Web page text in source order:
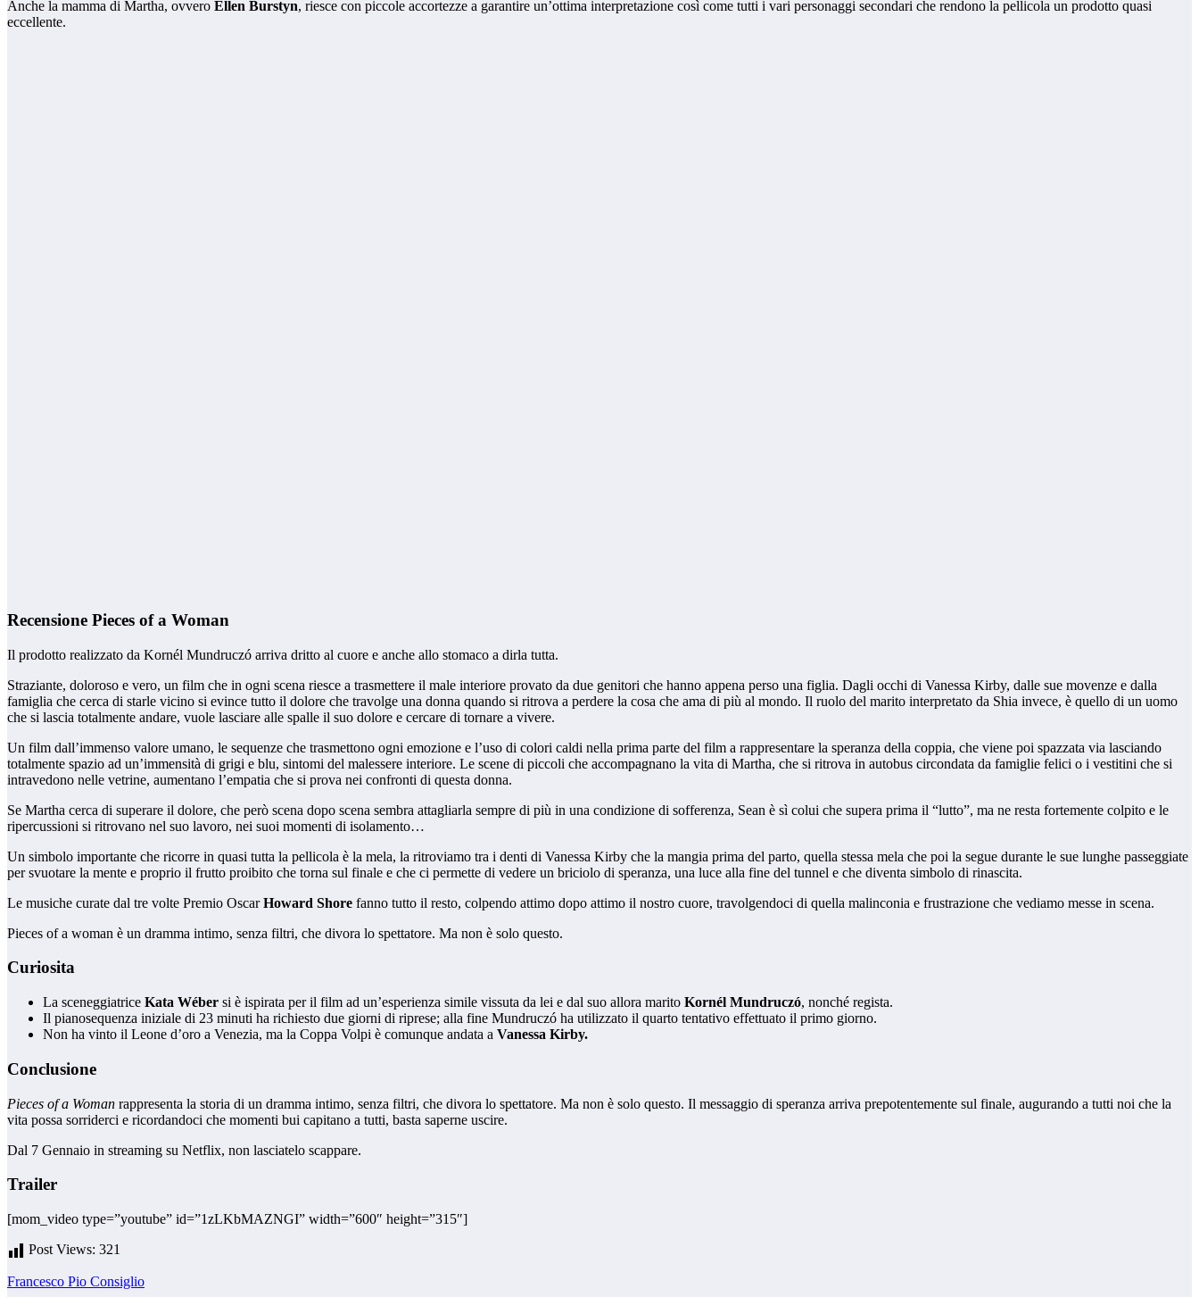
Anche la mamma di Martha, ovvero Ellen Burstyn, riesce con piccole accortezze a garantire un’ottima interpretazione così come tutti i vari personaggi secondari che rendono la pellicola un prodotto quasi
eccellente.
Recensione Pieces of a Woman
Il prodotto realizzato da Kornél Mundruczó arriva dritto al cuore e anche allo stomaco a dirla tutta.
Straziante, doloroso e vero, un film che in ogni scena riesce a trasmettere il male interiore provato da due genitori che hanno appena perso una figlia. Dagli occhi di Vanessa Kirby, dalle sue movenze e dalla
famiglia che cerca di starle vicino si evince tutto il dolore che travolge una donna quando si ritrova a perdere la cosa che ama di più al mondo. Il ruolo del marito interpretato da Shia invece, è quello di un uomo
che si lascia totalmente andare, vuole lasciare alle spalle il suo dolore e cercare di tornare a vivere.
Un film dall’immenso valore umano, le sequenze che trasmettono ogni emozione e l’uso di colori caldi nella prima parte del film a rappresentare la speranza della coppia, che viene poi spazzata via lasciando
totalmente spazio ad un’immensità di grigi e blu, sintomi del malessere interiore. Le scene di piccoli che accompagnano la vita di Martha, che si ritrova in autobus circondata da famiglie felici o i vestitini che si
intravedono nelle vetrine, aumentano l’empatia che si prova nei confronti di questa donna.
Se Martha cerca di superare il dolore, che però scena dopo scena sembra attagliarla sempre di più in una condizione di sofferenza, Sean è sì colui che supera prima il “lutto”, ma ne resta fortemente colpito e le
ripercussioni si ritrovano nel suo lavoro, nei suoi momenti di isolamento…
Un simbolo importante che ricorre in quasi tutta la pellicola è la mela, la ritroviamo tra i denti di Vanessa Kirby che la mangia prima del parto, quella stessa mela che poi la segue durante le sue lunghe passeggiate
per svuotare la mente e proprio il frutto proibito che torna sul finale e che ci permette di vedere un briciolo di speranza, una luce alla fine del tunnel e che diventa simbolo di rinascita.
Le musiche curate dal tre volte Premio OscarHoward Shore fanno tutto il resto, colpendo attimo dopo attimo il nostro cuore, travolgendoci di quella malinconia e frustrazione che vediamo messe in scena.
Pieces of a woman è un dramma intimo, senza filtri, che divora lo spettatore. Ma non è solo questo.
Curiosita
La sceneggiatrice Kata Wéber si è ispirata per il film ad un’esperienza simile vissuta da lei e dal suo allora marito Kornél Mundruczó, nonché regista.
Il pianosequenza iniziale di 23 minuti ha richiesto due giorni di riprese; alla fine Mundruczó ha utilizzato il quarto tentativo effettuato il primo giorno.
Non ha vinto il Leone d’oro a Venezia, ma la Coppa Volpi è comunque andata a Vanessa Kirby.
Conclusione
Pieces of a Woman rappresenta la storia di un dramma intimo, senza filtri, che divora lo spettatore. Ma non è solo questo. Il messaggio di speranza arriva prepotentemente sul finale, augurando a tutti noi che la
vita possa sorriderci e ricordandoci che momenti bui capitano a tutti, basta saperne uscire.
Dal 7 Gennaio in streaming su Netflix, non lasciatelo scappare.
Trailer
[mom_video type=”youtube” id=”1zLKbMAZNGI” width=”600″ height=”315″]
Post Views: 321
Francesco Pio Consiglio